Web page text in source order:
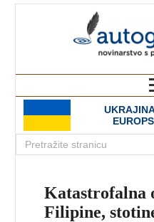
Katastrofalna
Filipine,